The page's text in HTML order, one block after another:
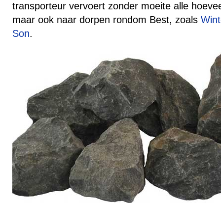
transporteur vervoert zonder moeite alle
maar ook naar dorpen rondom Best, zoals
Son.